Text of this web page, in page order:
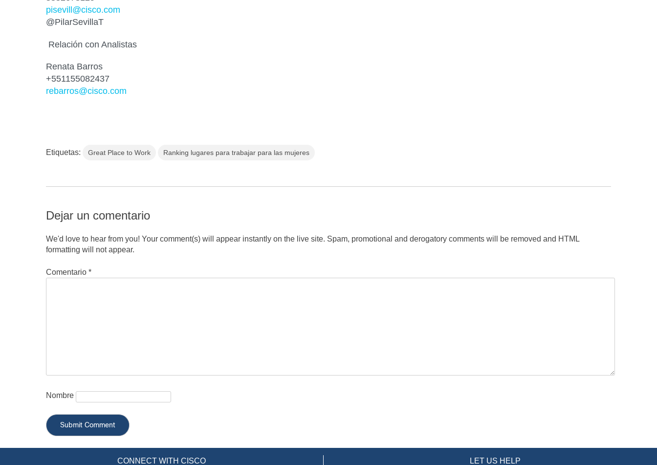
pisevill@cisco.com
@PilarSevillaT
Relación con Analistas
Renata Barros
+551155082437
rebarros@cisco.com
Etiquetas: Great Place to Work Ranking lugares para trabajar para las mujeres
Dejar un comentario
We'd love to hear from you! Your comment(s) will appear instantly on the live site. Spam, promotional and derogatory comments will be removed and HTML
formatting will not appear.
Comentario*
Nombre
CONNECT WITH CISCO LET US HELP